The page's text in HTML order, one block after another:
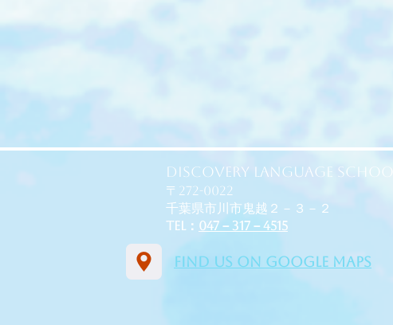
Discovery Language School
〒272-0022
千葉県市川市鬼越２－３－２
TEL： 047－317－4515
Find us on Google maps